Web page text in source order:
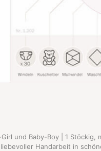
und Baby-Boy | 1 Stöckig,
Handarbeit in